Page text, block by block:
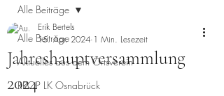
Alle Beiträge
Aktuelles aus dem Ortsverein
RROP LK Osnabrück
Alle Beiträge
Jahreshauptversammlung
2024
Erik Bertels
15. Apr. 2024 1 Min. Lesezeit